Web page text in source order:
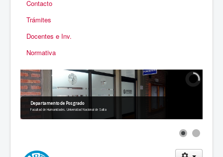
Contacto
Trámites
Docentes e Inv.
Normativa
Departamento de Posgrado
Facultad de Humanidades. Universidad Nacional de Salta